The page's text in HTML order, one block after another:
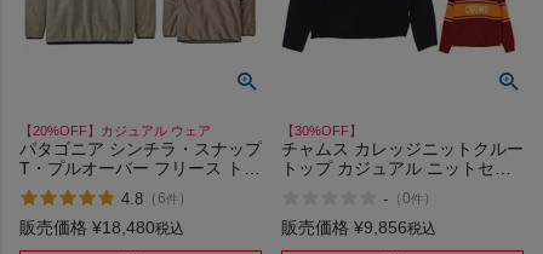
【20%OFF】カジュアル ウェア
パタゴニア シンチラ・スナップ
T・プルオーバー フリース トレ
ーナー トップス 長袖 カジュア
ル アウトドア キャンプ
PATAGONIA SYNCHILLA SNAP
4.8 （ 6件 ）
販売価格 ¥18,480税込
【30%OFF】
チャムス カレッジニットクルー
トップ カジュアル ニットセー
ルーネック アウトドア CHUMS
COLLEGE KNIT CREW TOP ア
- （0件 ）
販売価格 ¥9,856税込